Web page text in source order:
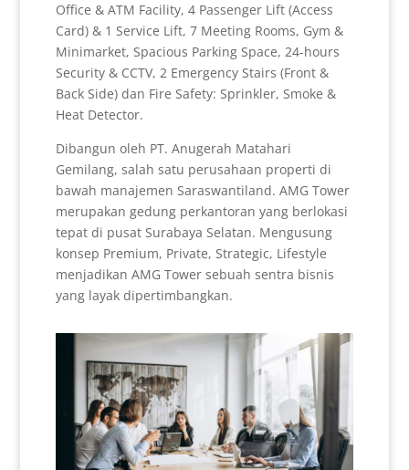
Office & ATM Facility, 4 Passenger Lift (Access
Card) & 1 Service Lift, 7 Meeting Rooms, Gym &
Minimarket, Spacious Parking Space, 24-hours
Security & CCTV, 2 Emergency Stairs (Front &
Back Side) dan Fire Safety: Sprinkler, Smoke &
Heat Detector.
Dibangun oleh PT. Anugerah Matahari
Gemilang, salah satu perusahaan properti di
bawah manajemen Saraswantiland. AMG Tower
merupakan gedung perkantoran yang berlokasi
tepat di pusat Surabaya Selatan. Mengusung
konsep Premium, Private, Strategic, Lifestyle
menjadikan AMG Tower sebuah sentra bisnis
yang layak dipertimbangkan.